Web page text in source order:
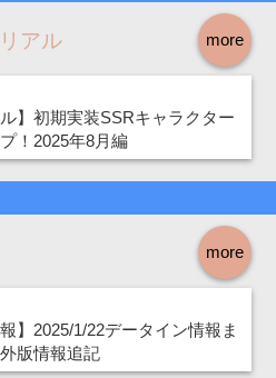
more
アル
ル】初期実装SSRキャラクター
！2025年8月編
more
報】2025/1/22データイン情報ま
版情報追記